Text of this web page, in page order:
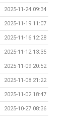
2025-11-24 09:34
2025-11-19 11:07
2025-11-16 12:28
2025-11-12 13:35
2025-11-09 20:52
2025-11-08 21:22
2025-11-02 18:47
2025-10-27 08:36